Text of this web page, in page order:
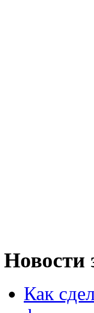
Новости
Как